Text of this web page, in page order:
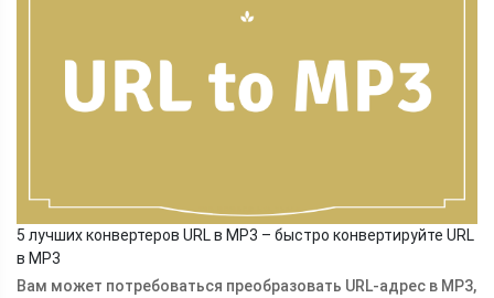
5 лучших конвертеров URL в MP3 – быстро конвертируйте URL
в MP3
Вам может потребоваться преобразовать URL-адрес в MP3,